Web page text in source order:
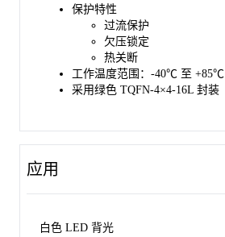
保护特性
过流保护
欠压锁定
热关断
工作温度范围：-40℃ 至 +85℃
采用绿色 TQFN-4×4-16L 封装
应用
白色 LED 背光